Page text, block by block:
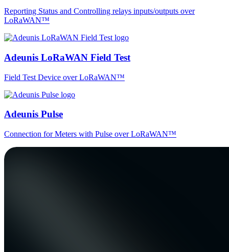
Reporting Status and Controlling relays inputs/outputs over
LoRaWAN™
Adeunis LoRaWAN Field Test
Field Test Device over LoRaWAN™
Adeunis Pulse
Connection for Meters with Pulse over LoRaWAN™